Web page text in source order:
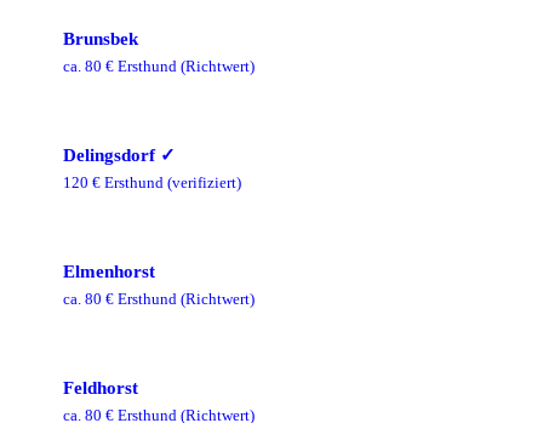
Brunsbek
ca. 80 € Ersthund (Richtwert)
Delingsdorf✓
120 € Ersthund (verifiziert)
Elmenhorst
ca. 80 € Ersthund (Richtwert)
Feldhorst
ca. 80 € Ersthund (Richtwert)